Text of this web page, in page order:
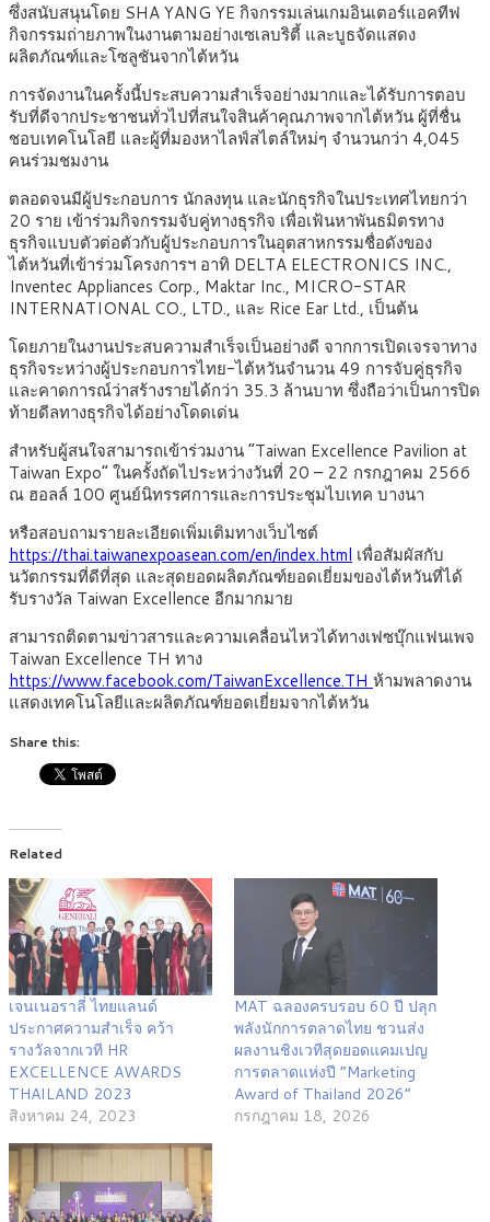
ซึ่งสนับสนุนโดย SHA YANG YE กิจกรรมเล่นเกมอินเตอร์แอคทีฟ
กิจกรรมถ่ายภาพในงานตามอย่างเซเลบริตี้ และบูธจัดแสดง
ผลิตภัณฑ์และโซลูชันจากไต้หวัน
การจัดงานในครั้งนี้ประสบความสำเร็จอย่างมากและได้รับการตอบ
รับที่ดีจากประชาชนทั่วไปที่สนใจสินค้าคุณภาพจากไต้หวัน ผู้ที่ชื่น
ชอบเทคโนโลยี และผู้ที่มองหาไลฟ์สไตล์ใหม่ๆ จำนวนกว่า 4,045
คนร่วมชมงาน
ตลอดจนมีผู้ประกอบการ นักลงทุน และนักธุรกิจในประเทศไทยกว่า
20 ราย เข้าร่วมกิจกรรมจับคู่ทางธุรกิจ เพื่อเฟ้นหาพันธมิตรทาง
ธุรกิจแบบตัวต่อตัวกับผู้ประกอบการในอุตสาหกรรมชื่อดังของ
ไต้หวันที่เข้าร่วมโครงการฯ อาทิ DELTA ELECTRONICS INC.,
Inventec Appliances Corp., Maktar Inc., MICRO-STAR
INTERNATIONAL CO., LTD., และ Rice Ear Ltd., เป็นต้น
โดยภายในงานประสบความสำเร็จเป็นอย่างดี จากการเปิดเจรจาทาง
ธุรกิจระหว่างผู้ประกอบการไทย-ไต้หวันจำนวน 49 การจับคู่ธุรกิจ
และคาดการณ์ว่าสร้างรายได้กว่า 35.3 ล้านบาท ซึ่งถือว่าเป็นการปิด
ท้ายดีลทางธุรกิจได้อย่างโดดเด่น
สำหรับผู้สนใจสามารถเข้าร่วมงาน “Taiwan Excellence Pavilion at
Taiwan Expo” ในครั้งถัดไประหว่างวันที่ 20 – 22 กรกฎาคม 2566
ณ ฮอลล์ 100 ศูนย์นิทรรศการและการประชุมไบเทค บางนา
หรือสอบถามรายละเอียดเพิ่มเติมทางเว็บไซต์
https://thai.taiwanexpoasean.com/en/index.html เพื่อสัมผัสกับ
นวัตกรรมที่ดีที่สุด และสุดยอดผลิตภัณฑ์ยอดเยี่ยมของไต้หวันที่ได้
รับรางวัล Taiwan Excellence อีกมากมาย
สามารถติดตามข่าวสารและความเคลื่อนไหวได้ทางเฟซบุ๊กแฟนเพจ
Taiwan Excellence TH ทาง
https://www.facebook.com/TaiwanExcellence.TH ห้ามพลาดงาน
แสดงเทคโนโลยีและผลิตภัณฑ์ยอดเยี่ยมจากไต้หวัน
Share this:
Related
เจนเนอราลี่ ไทยแลนด์
ประกาศความสำเร็จ คว้า
รางวัลจากเวที HR
EXCELLENCE AWARDS
THAILAND 2023
สิงหาคม 24, 2023
MAT ฉลองครบรอบ 60 ปี ปลุก
พลังนักการตลาดไทย ชวนส่ง
ผลงานชิงเวทีสุดยอดแคมเปญ
การตลาดแห่งปี “Marketing
Award of Thailand 2026”
กรกฎาคม 18, 2026